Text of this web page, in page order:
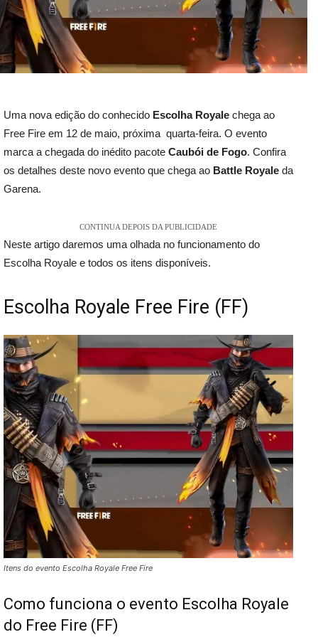
Uma nova edição do conhecido Escolha Royale chega ao
Free Fire em 12 de maio, próxima quarta-feira. O evento
marca a chegada do inédito pacote Caubói de Fogo. Confira
os detalhes deste novo evento que chega ao Battle Royale da
Garena.
CONTINUA DEPOIS DA PUBLICIDADE
Neste artigo daremos uma olhada no funcionamento do
Escolha Royale e todos os itens disponíveis.
Escolha Royale Free Fire (FF)
Itens do evento Escolha Royale Free Fire
Como funciona o evento Escolha Royale
do Free Fire (FF)